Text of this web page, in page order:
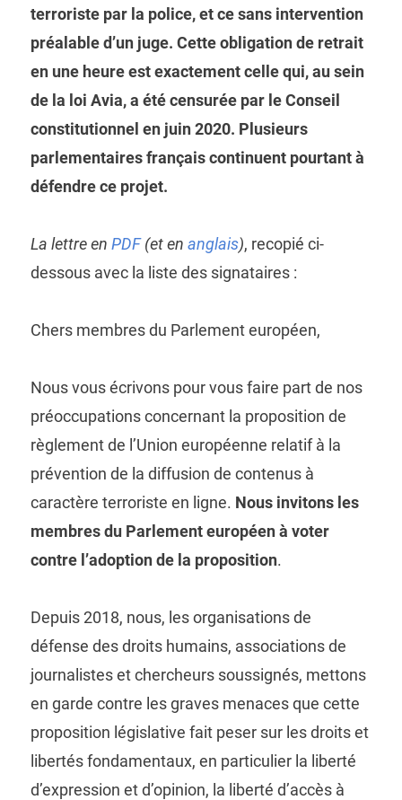
terroriste par la police, et ce sans intervention
préalable d’un juge. Cette obligation de retrait
en une heure est exactement celle qui, au sein
de la loi Avia, a été censurée par le Conseil
constitutionnel en juin 2020. Plusieurs
parlementaires français continuent pourtant à
défendre ce projet.
La lettre en PDF(et en anglais), recopié ci-
dessous avec la liste des signataires :
Chers membres du Parlement européen,
Nous vous écrivons pour vous faire part de nos
préoccupations concernant la proposition de
règlement de l’Union européenne relatif à la
prévention de la diffusion de contenus à
caractère terroriste en ligne. Nous invitons les
membres du Parlement européen à voter
contre l’adoption de la proposition.
Depuis 2018, nous, les organisations de
défense des droits humains, associations de
journalistes et chercheurs soussignés, mettons
en garde contre les graves menaces que cette
proposition législative fait peser sur les droits et
libertés fondamentaux, en particulier la liberté
d’expression et d’opinion, la liberté d’accès à